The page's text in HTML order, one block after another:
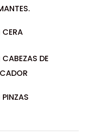
CERA
CABEZAS DE
PINZAS